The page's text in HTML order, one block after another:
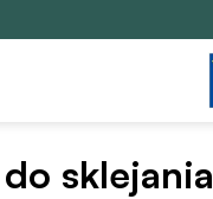
sklejania